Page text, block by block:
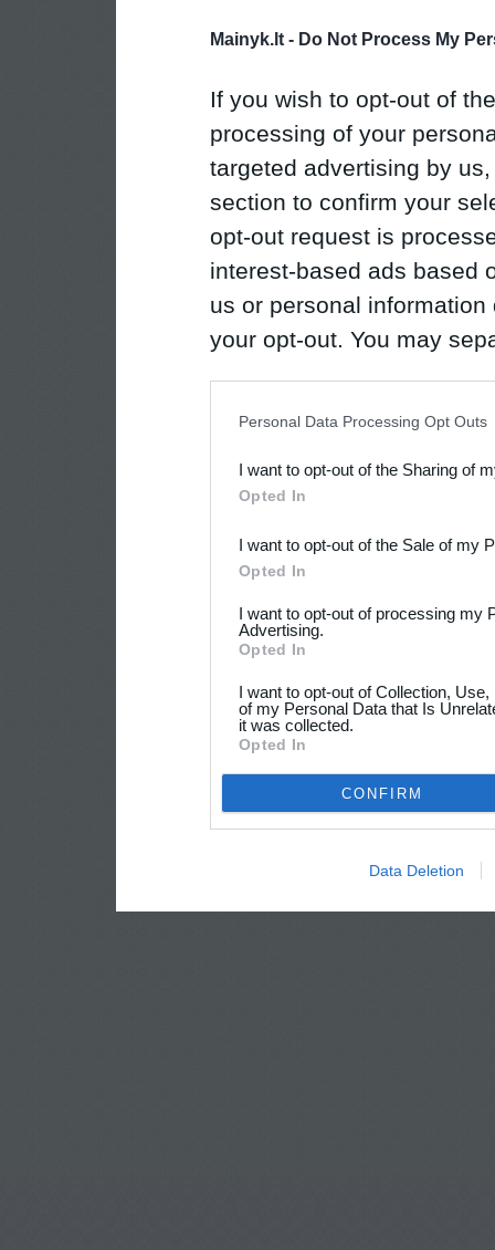
Mainyk.lt - Do Not Process My
If you wish to opt-out of
processing of your
targeted advertising by
section to confirm your
opt-out request is
interest-based ads based
us or personal
your opt-out. You may
Downstream Participants
third parties.
Personal Data Processing Opt Outs
I want to opt-out of the Sharing of
Opted In
I want to opt-out of the Sale of my
Opted In
I want to opt-out of processing my
Advertising.
Opted In
I want to opt-out of Collection,
of my Personal Data that Is
it was collected.
Opted In
CONFIRM
Data Deletion